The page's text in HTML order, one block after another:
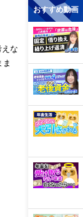
えな
おすすめ動画